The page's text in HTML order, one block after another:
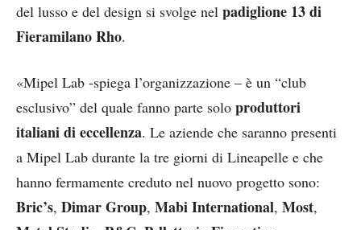
del lusso e del design si svolge nel padiglione 13 di
Fieramilano Rho.
«Mipel Lab -spiega l’organizzazione – è un “club
esclusivo” del quale fanno parte solo produttori
italiani di eccellenza. Le aziende che saranno presenti
a Mipel Lab durante la tre giorni di Lineapelle e che
hanno fermamente creduto nel nuovo progetto sono:
Bric’s, Dimar Group, Mabi International, Most,